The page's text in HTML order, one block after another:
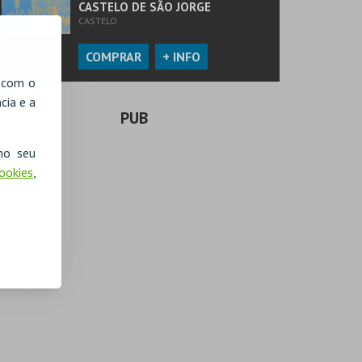
o
e a
seu
CASTELO DE SÃO JORGE
CASTELO
COMPRAR + INFO
PUB